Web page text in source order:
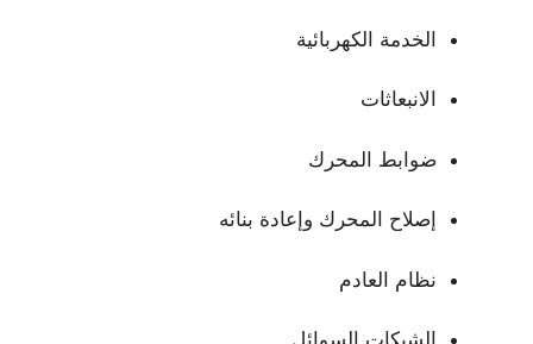
الخدمة الكهربائية
الانبعاثات
ضوابط المحرك
إصلاح المحرك وإعادة بنائه
نظام العادم